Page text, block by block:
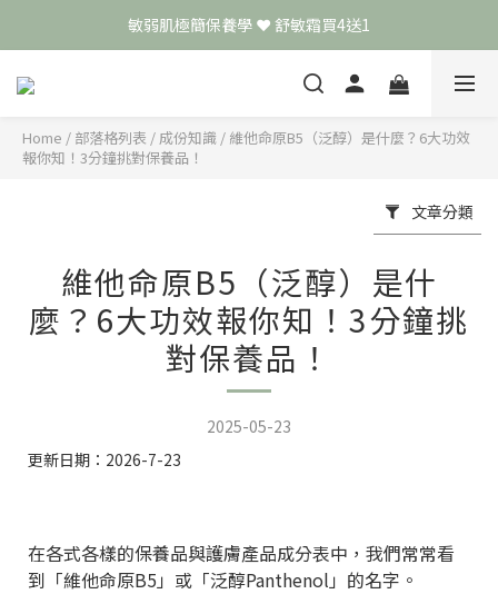
頭皮保養月❤️養髮精華買2送1
📣 加入LINE好友送50元
頭皮保養月❤️養髮精華買2送1
Home / 部落格列表 / 成份知識 / 維他命原B5（泛醇）是什麼？6大功效
報你知！3分鐘挑對保養品！
文章分類
維他命原B5（泛醇）是什
麼？6大功效報你知！3分鐘挑
對保養品！
2025-05-23
更新日期：2026-7-23
在各式各樣的保養品與護膚產品成分表中，我們常常看
到「維他命原B5」或「泛醇Panthenol」的名字。